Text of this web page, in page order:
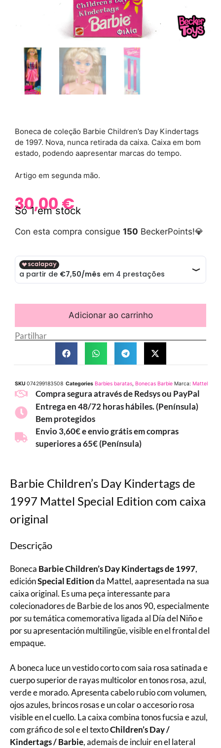
Boneca de coleção Barbie Children’s Day Kindertags
de 1997. Nova, nunca retirada da caixa. Caixa em bom
estado, podendo aapresentar marcas do tempo.
Artigo em segunda mão.
30,00€
Só 1 em stock
Con esta compra consigue 150 BeckerPoints!💎
Adicionar ao carrinho
Partilhar
SKU 074299183508 Categories Barbies baratas, Bonecas Barbie Marca: Mattel
Compra segura através de Redsys ou PayPal
Entrega en 48/72 horas hábiles. (Península)
Bem protegidos
Envio 3,60€ e envio grátis em compras
superiores a 65€ (Península)
Barbie Children’s Day Kindertags de
1997 Mattel Special Edition com caixa
original
Descrição
Boneca Barbie Children’s Day Kindertags de 1997,
ediciónSpecial Editionda Mattel, aapresentada na sua
caixa original. Es uma peça interessante para
colecionadores de Barbie de los anos 90, especialmente
por su temática comemorativa ligada al Día del Niño e
por su apresentación multilingüe, visible en el frontal del
empaque.
A boneca luce un vestido corto com saia rosa satinada e
cuerpo superior de rayas multicolor en tonos rosa, azul,
verde e morado. Apresenta cabelo rubio com volumen,
ojos azules, brincos rosas e un colar o accesorio rosa
visible en el cuello. La caixa combina tonos fucsia e azul,
com gráfico de sol e el textoChildren’s Day /
Kindertags / Barbie, ademais de incluir en el lateral